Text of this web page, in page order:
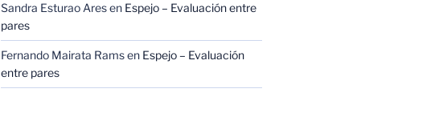
Sandra Esturao Aresen Espejo – Evaluación entre
pares
Fernando Mairata Ramsen Espejo – Evaluación
entre pares